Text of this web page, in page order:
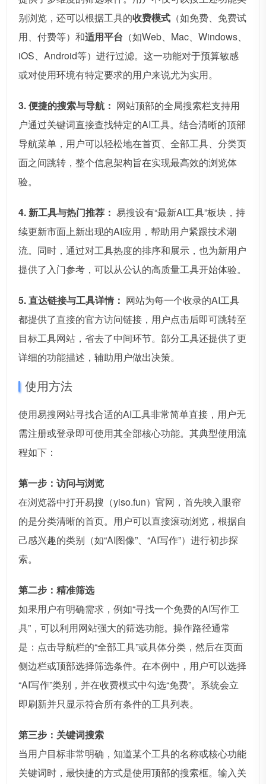
别浏览，还可以根据工具的收费模式 （如免费、免费试
用、付费等）和适用平台 （如Web、Mac、Windows、
iOS、Android等）进行过滤。这一功能对于预算敏感
或对使用环境有特定要求的用户来说尤为实用。
3. 便捷的搜索与导航： 网站顶部的全局搜索栏支持用
户通过关键词直接查找特定的AI工具。结合清晰的顶部
导航菜单，用户可以轻松地在首页、全部工具、分类页
面之间跳转，整个信息架构旨在实现最高效的浏览体
验。
4. 新工具与热门推荐： 易搜设有“最新AI工具”板块，持
续更新市面上新出现的AI应用，帮助用户紧跟技术潮
流。同时，通过对工具热度的排序和展示，也为新用户
提供了入门参考，可以从公认的高质量工具开始体验。
5. 直达链接与工具详情： 网站为每一个收录的AI工具
都提供了直接的官方访问链接，用户点击后即可跳转至
目标工具网站，省去了中间环节。部分工具还提供了更
详细的功能描述，辅助用户做出决策。
使用方法
使用易搜网站寻找合适的AI工具非常简单直接，用户无
需注册或登录即可使用其全部核心功能。其典型使用流
程如下：
第一步：访问与浏览
在浏览器中打开易搜（yiso.fun）官网，首先映入眼帘
的是分类清晰的首页。用户可以直接滚动浏览，根据自
己感兴趣的类别（如“AI图像”、“AI写作”）进行初步探
索。
第二步：精准筛选
如果用户有明确需求，例如“寻找一个免费的AI写作工
具”，可以利用网站强大的筛选功能。操作路径通常
是：点击导航栏的“全部工具”或具体分类，然后在页面
侧边栏或顶部选择筛选条件。在本例中，用户可以选择
“AI写作”类别，并在收费模式中勾选“免费”。系统会立
即刷新并只显示符合所有条件的工具列表。
第三步：关键词搜索
当用户目标非常明确，知道某个工具的名称或核心功能
关键词时，最快捷的方式是使用顶部的搜索框。输入关